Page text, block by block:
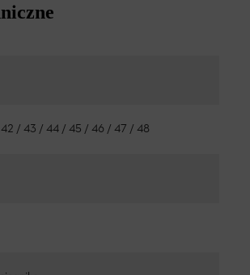
/ 43 / 44 / 45 / 46 / 47 / 48